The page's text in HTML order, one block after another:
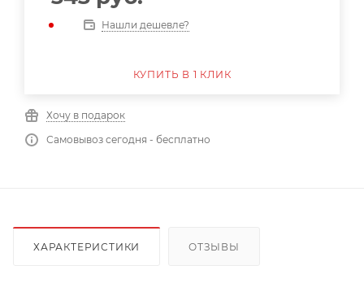
Нашли дешевле?
КУПИТЬ В 1 КЛИК
Хочу в подарок
Самовывоз сегодня - бесплатно
ХАРАКТЕРИСТИКИ ОТЗЫВЫ